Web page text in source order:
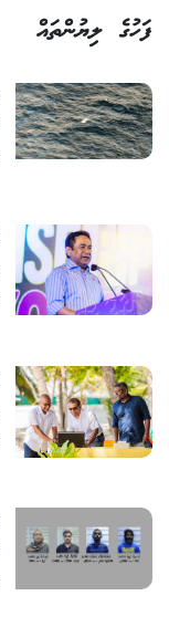
ފަހުގެ ލިޔުންތައް